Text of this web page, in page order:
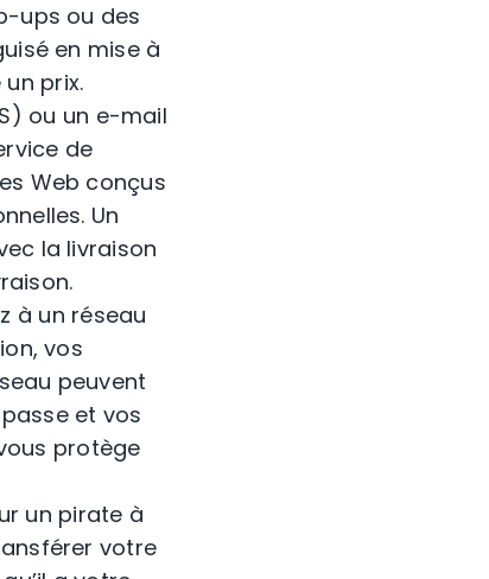
ups ou des
en mise à
prix.
ou un e-mail
de
Web conçus
Un
la livraison
à un réseau
vos
peuvent
et vos
protège
un pirate à
votre